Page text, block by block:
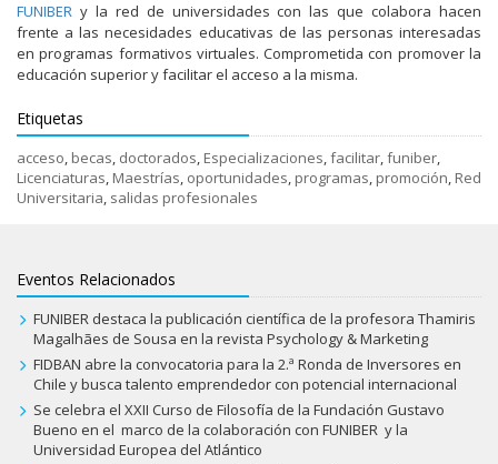
FUNIBER y la red de universidades con las que colabora hacen
frente a las necesidades educativas de las personas interesadas
en programas formativos virtuales. Comprometida con promover la
educación superior y facilitar el acceso a la misma.
Etiquetas
acceso, becas, doctorados, Especializaciones,facilitar,funiber,
Licenciaturas, Maestrías, oportunidades, programas, promoción, Red
Universitaria, salidas profesionales
Eventos Relacionados
FUNIBER destaca la publicación científica de la profesora Thamiris
Magalhães de Sousa en la revista Psychology & Marketing
FIDBAN abre la convocatoria para la 2.ª Ronda de Inversores en
Chile y busca talento emprendedor con potencial internacional
Se celebra el XXII Curso de Filosofía de la Fundación Gustavo
Bueno en el marco de la colaboración con FUNIBER y la
Universidad Europea del Atlántico